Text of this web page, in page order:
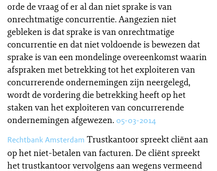
orde de vraag of er al dan niet sprake is van
onrechtmatige concurrentie. Aangezien niet
gebleken is dat sprake is van onrechtmatige
concurrentie en dat niet voldoende is bewezen dat
sprake is van een mondelinge overeenkomst waarin
afspraken met betrekking tot het exploiteren van
concurrerende ondernemingen zijn neergelegd,
wordt de vordering die betrekking heeft op het
staken van het exploiteren van concurrerende
ondernemingen afgewezen. 05-03-2014
Rechtbank Amsterdam Trustkantoor spreekt cliënt aan
op het niet-betalen van facturen. De cliënt spreekt
het trustkantoor vervolgens aan wegens vermeend